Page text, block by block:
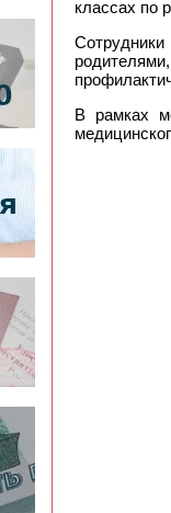
классах по
В рамках